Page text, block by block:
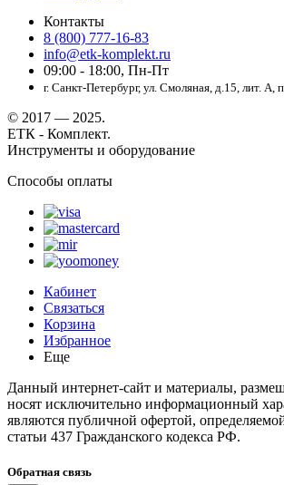
Контакты
8 (800) 777-16-83
info@etk-komplekt.ru
09:00 - 18:00, Пн-Пт
г. Санкт-Петербург, ул. Смоляная, д.15, лит. А,
© 2017 — 2025.
ЕТК - Комплект.
Инструменты и оборудование
Способы оплаты
Кабинет
Связаться
Корзина
Избранное
Еще
Данный интернет-сайт и материалы,
носят исключительно информационный
являются публичной офертой,
статьи 437 Гражданского кодекса РФ.
Обратная связь